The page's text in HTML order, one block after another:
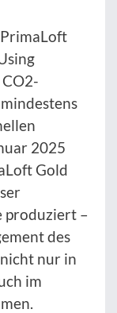
2025
Gold
produziert –
des
nur in
im